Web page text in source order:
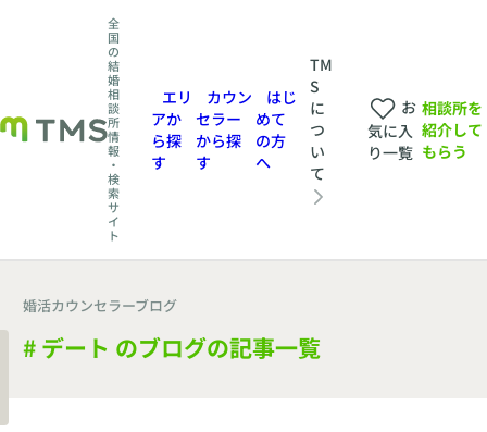
全
国
の
結
婚
相
談
所
情
報
・
検
索
サ
イ
ト
エリ
アか
ら探
す
カウン
セラー
から探
す
はじ
めて
の方
へ
TM
S
に
つ
い
て
お
気に入
り一覧
相談所を
紹介して
もらう
婚活カウンセラーブログ
# デート のブログの記事一覧